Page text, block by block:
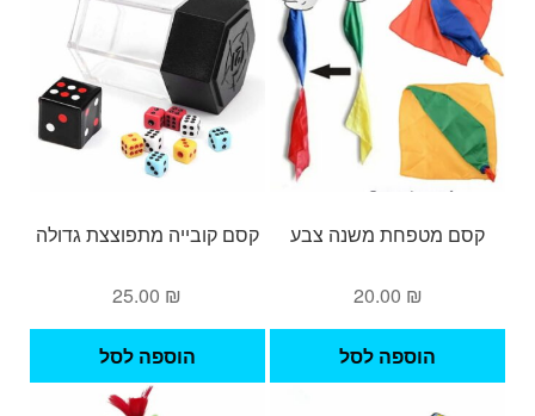
קסם מטפחת משנה צבע
20.00 ₪
הוספה לסל
קסם קובייה מתפוצצת גדולה
25.00 ₪
הוספה לסל